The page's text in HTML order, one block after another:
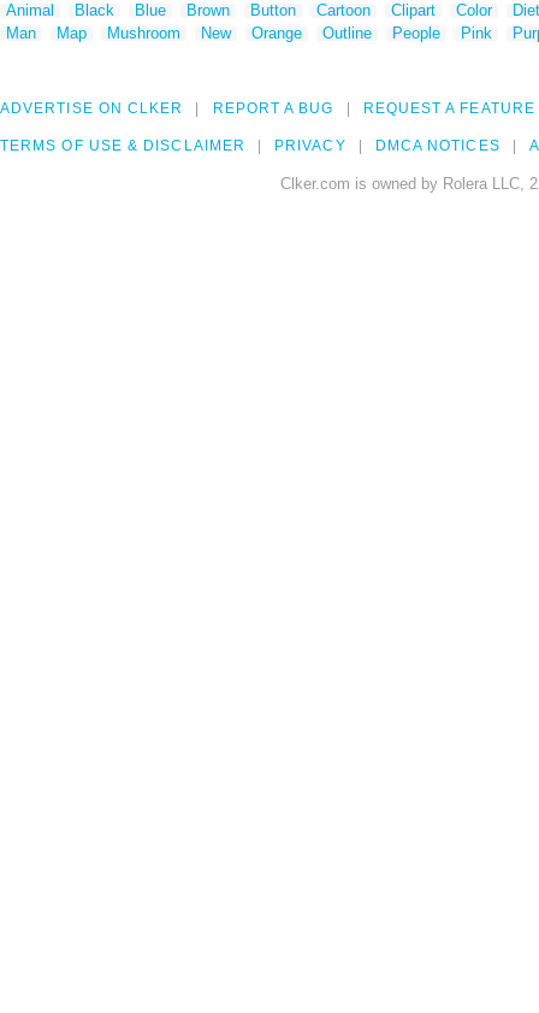
Animal Black Blue Brown Button Cartoon Clipart Color
Man
Map Mushroom New Orange Outline People Pink
ADVERTISE ON CLKER REPORT A BUG REQUEST A FEATURE
TERMS OF USE & DISCLAIMER PRIVACY DMCA NOTICES
Clker.com is owned by Rolera LLC,